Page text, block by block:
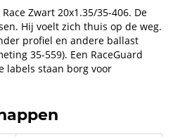
Zwart 20x1.35/35-406. De
Hij voelt zich thuis op de weg.
profiel en andere ballast
35-559). Een RaceGuard
labels staan borg voor